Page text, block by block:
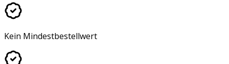
Kein Mindestbestellwert